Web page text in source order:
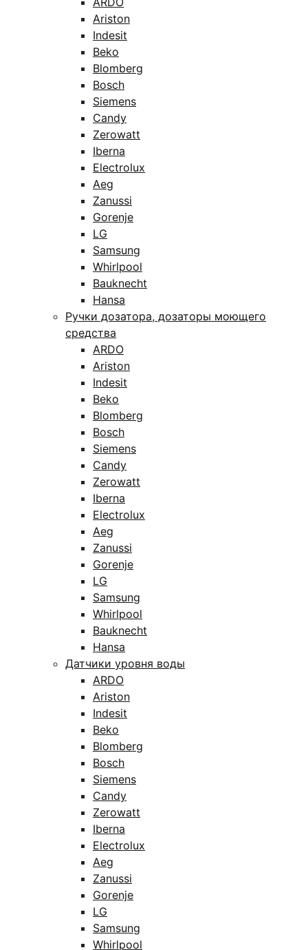
Ariston
Indesit
Beko
Blomberg
Bosch
Siemens
Candy
Zerowatt
Iberna
Electrolux
Aeg
Zanussi
Gorenje
LG
Samsung
Whirlpool
Bauknecht
Hansa
Ручки дозатора, дозаторы моющего
средства
ARDO
Ariston
Indesit
Beko
Blomberg
Bosch
Siemens
Candy
Zerowatt
Iberna
Electrolux
Aeg
Zanussi
Gorenje
LG
Samsung
Whirlpool
Bauknecht
Hansa
Датчики уровня воды
ARDO
Ariston
Indesit
Beko
Blomberg
Bosch
Siemens
Candy
Zerowatt
Iberna
Electrolux
Aeg
Zanussi
Gorenje
LG
Samsung
Whirlpool